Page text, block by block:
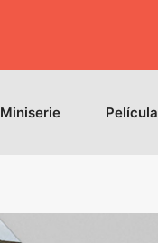
Miniserie Película